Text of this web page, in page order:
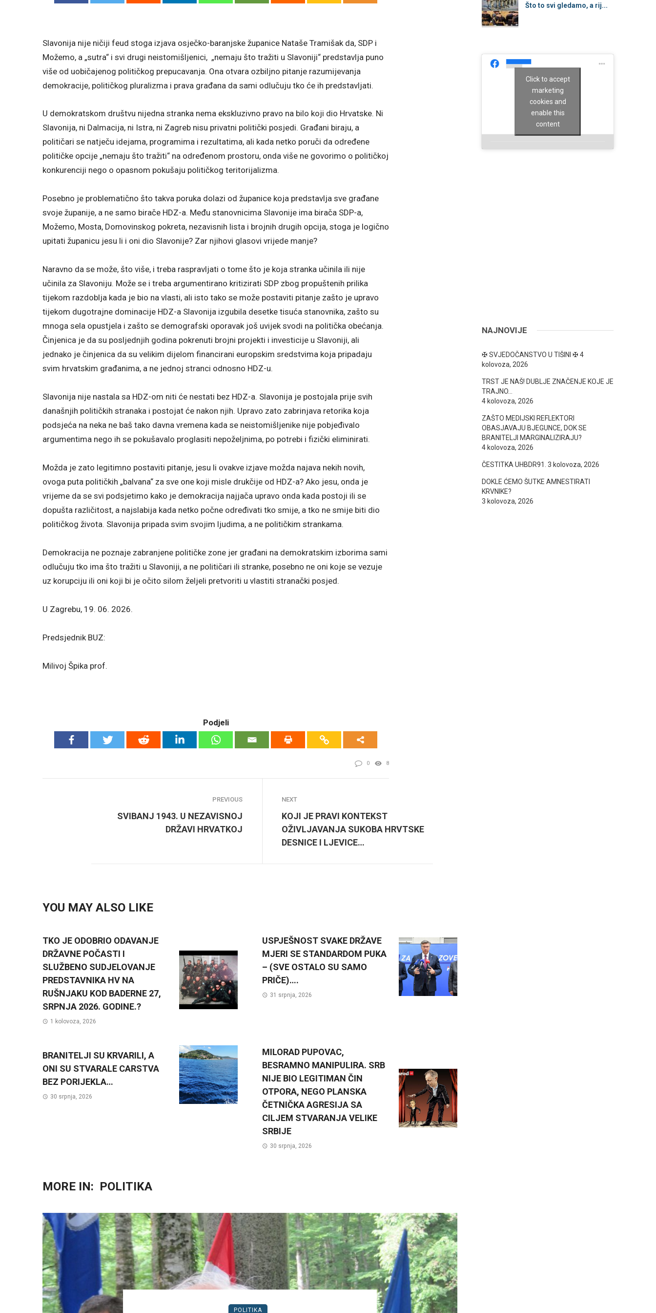
Slavonija nije ničiji feud stoga izjava osječko-baranjske županice Nataše Tramišak da, SDP i
Možemo, a „sutra“ i svi drugi neistomišljenici, „nemaju što tražiti u Slavoniji“ predstavlja puno
više od uobičajenog političkog prepucavanja. Ona otvara ozbiljno pitanje razumijevanja
demokracije, političkog pluralizma i prava građana da sami odlučuju tko će ih predstavljati.
U demokratskom društvu nijedna stranka nema ekskluzivno pravo na bilo koji dio Hrvatske. Ni
Slavonija, ni Dalmacija, ni Istra, ni Zagreb nisu privatni politički posjedi. Građani biraju, a
političari se natječu idejama, programima i rezultatima, ali kada netko poruči da određene
političke opcije „nemaju što tražiti“ na određenom prostoru, onda više ne govorimo o političkoj
konkurenciji nego o opasnom pokušaju političkog teritorijalizma.
Posebno je problematično što takva poruka dolazi od županice koja predstavlja sve građane
svoje županije, a ne samo birače HDZ-a. Među stanovnicima Slavonije ima birača SDP-a,
Možemo, Mosta, Domovinskog pokreta, nezavisnih lista i brojnih drugih opcija, stoga je logično
upitati županicu jesu li i oni dio Slavonije? Zar njihovi glasovi vrijede manje?
Naravno da se može, što više, i treba raspravljati o tome što je koja stranka učinila ili nije
učinila za Slavoniju. Može se i treba argumentirano kritizirati SDP zbog propuštenih prilika
tijekom razdoblja kada je bio na vlasti, ali isto tako se može postaviti pitanje zašto je upravo
tijekom dugotrajne dominacije HDZ-a Slavonija izgubila desetke tisuća stanovnika, zašto su
mnoga sela opustjela i zašto se demografski oporavak još uvijek svodi na politička obećanja.
Činjenica je da su posljednjih godina pokrenuti brojni projekti i investicije u Slavoniji, ali
jednako je činjenica da su velikim dijelom financirani europskim sredstvima koja pripadaju
svim hrvatskim građanima, a ne jednoj stranci odnosno HDZ-u.
Slavonija nije nastala sa HDZ-om niti će nestati bez HDZ-a. Slavonija je postojala prije svih
današnjih političkih stranaka i postojat će nakon njih. Upravo zato zabrinjava retorika koja
podsjeća na neka ne baš tako davna vremena kada se neistomišljenike nije pobjeđivalo
argumentima nego ih se pokušavalo proglasiti nepoželjnima, po potrebi i fizički eliminirati.
Možda je zato legitimno postaviti pitanje, jesu li ovakve izjave možda najava nekih novih,
ovoga puta političkih „balvana“ za sve one koji misle drukčije od HDZ-a? Ako jesu, onda je
vrijeme da se svi podsjetimo kako je demokracija najjača upravo onda kada postoji ili se
dopušta različitost, a najslabija kada netko počne određivati tko smije, a tko ne smije biti dio
političkog života. Slavonija pripada svim svojim ljudima, a ne političkim strankama.
Demokracija ne poznaje zabranjene političke zone jer građani na demokratskim izborima sami
odlučuju tko ima što tražiti u Slavoniji, a ne političari ili stranke, posebno ne oni koje se vezuje
uz korupciju ili oni koji bi je očito silom željeli pretvoriti u vlastiti stranački posjed.
U Zagrebu, 19. 06. 2026.
Predsjednik BUZ:
Milivoj Špika prof.
Podjeli
0 8
PREVIOUS
SVIBANJ 1943. U NEZAVISNOJ
DRŽAVI HRVATKOJ
NEXT
KOJI JE PRAVI KONTEKST
OŽIVLJAVANJA SUKOBA HRVTSKE
DESNICE I LJEVICE…
YOU MAY ALSO LIKE
TKO JE ODOBRIO ODAVANJE
DRŽAVNE POČASTI I
SLUŽBENO SUDJELOVANJE
PREDSTAVNIKA HV NA
RUŠNJAKU KOD BADERNE 27,
SRPNJA 2026. GODINE.?
1 kolovoza, 2026
USPJEŠNOST SVAKE DRŽAVE
MJERI SE STANDARDOM PUKA
– (SVE OSTALO SU SAMO
PRIČE)….
31 srpnja, 2026
BRANITELJI SU KRVARILI, A
ONI SU STVARALE CARSTVA
BEZ PORIJEKLA…
30 srpnja, 2026
MILORAD PUPOVAC,
BESRAMNO MANIPULIRA. SRB
NIJE BIO LEGITIMAN ČIN
OTPORA, NEGO PLANSKA
ČETNIČKA AGRESIJA SA
CILJEM STVARANJA VELIKE
SRBIJE
30 srpnja, 2026
MORE IN: POLITIKA
POLITIKA
Što to svi gledamo, a rij...
Click to accept
marketing
cookies and
enable this
content
NAJNOVIJE
✠ SVJEDOČANSTVO U TIŠINI ✠ 4
kolovoza, 2026
TRST JE NAŠ! DUBLJE ZNAČENJE KOJE JE
TRAJNO…
4 kolovoza, 2026
ZAŠTO MEDIJSKI REFLEKTORI
OBASJAVAJU BJEGUNCE, DOK SE
BRANITELJI MARGINALIZIRAJU?
4 kolovoza, 2026
ČESTITKA UHBDR91. 3 kolovoza, 2026
DOKLE ĆEMO ŠUTKE AMNESTIRATI
KRVNIKE?
3 kolovoza, 2026